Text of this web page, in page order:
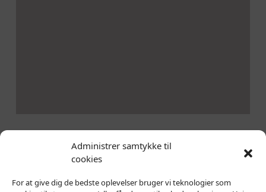
Administrer samtykke til
cookies
For at give dig de bedste oplevelser bruger vi teknologier som
Kontakt